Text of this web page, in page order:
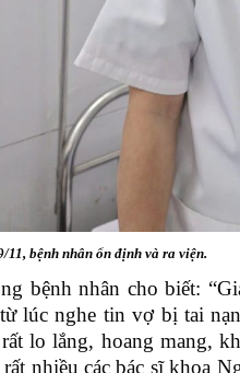
nhân ổn định và ra viện.
bệnh nhân cho biết:
lúc nghe tin vợ bị tai
lo lắng, hoang mang,
nhiều các bác sĩ khoa